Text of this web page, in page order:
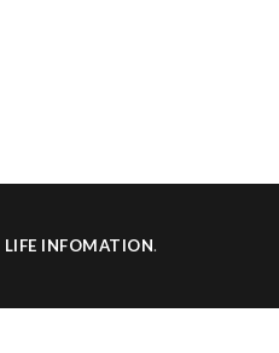
LIFE INFOMATION.